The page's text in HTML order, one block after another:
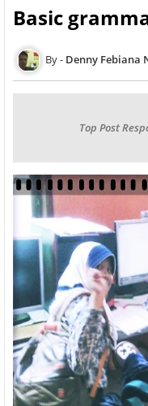
Basic
Denny Febiana
Top Post